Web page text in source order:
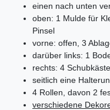
einen nach unten
oben: 1 Mulde für
Pinsel
vorne: offen, 3
darüber links: 1
rechts: 4
seitlich eine
4 Rollen, davon 2
verschiedene